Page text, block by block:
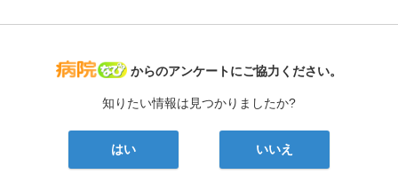
病院なび
からのアンケートにご協力ください。
知りたい情報は見つかりましたか?
はい いいえ